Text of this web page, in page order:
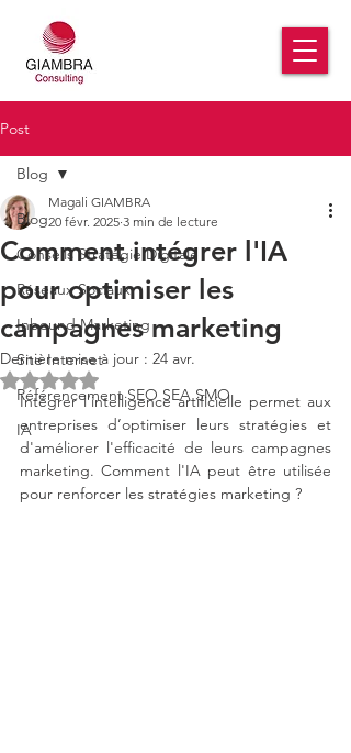
Post
Blog
Conseils Stratégie Digitale
Réseaux Sociaux
Inbound Marketing
Site Internet
Référencement SEO SEA SMO
IA
Blog
Comment intégrer l'IA
pour optimiser les
campagnes marketing
Magali GIAMBRA
20 févr. 2025 3 min de lecture
Dernière mise à jour : 24 avr.
Noté NaN étoiles sur 5.
Intégrer l’intelligence artificielle permet aux
entreprises d’optimiser leurs stratégies et
d'améliorer l'efficacité de leurs campagnes
marketing. Comment l'IA peut être utilisée
pour renforcer les stratégies marketing ?